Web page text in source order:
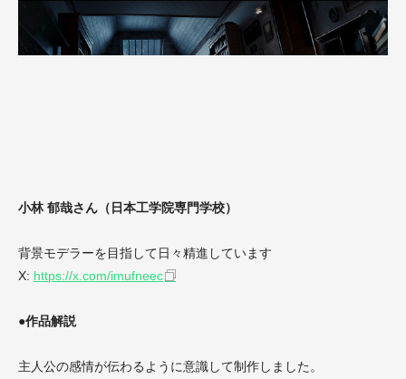
小林 郁哉さん（日本工学院専門学校）
背景モデラーを目指して日々精進しています
X: https://x.com/imufneec
●作品解説
主人公の感情が伝わるように意識して制作しました。